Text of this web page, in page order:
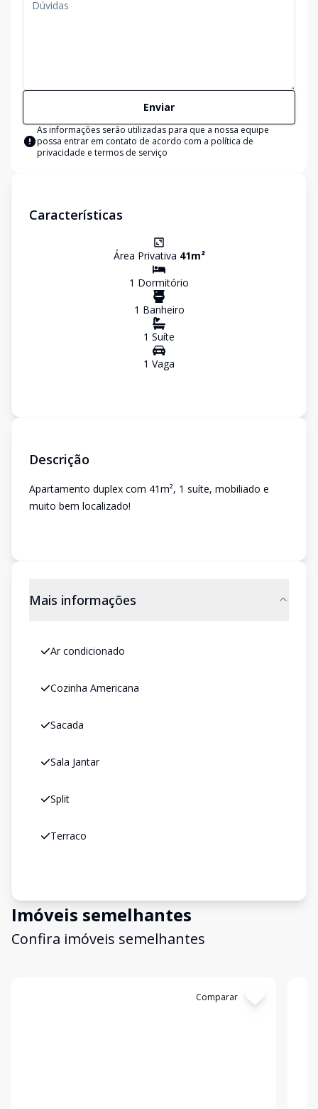
Enviar
As informações serão utilizadas para que a nossa equipe
possa entrar em contato de acordo com a política de
privacidade e termos de serviço
Características
Área Privativa 41m²
1 Dormitório
1 Banheiro
1 Suíte
1 Vaga
Descrição
Apartamento duplex com 41m², 1 suíte, mobiliado e
muito bem localizado!
Mais informações
Ar condicionado
Cozinha Americana
Sacada
Sala Jantar
Split
Terraco
Imóveis semelhantes
Confira imóveis semelhantes
Comparar